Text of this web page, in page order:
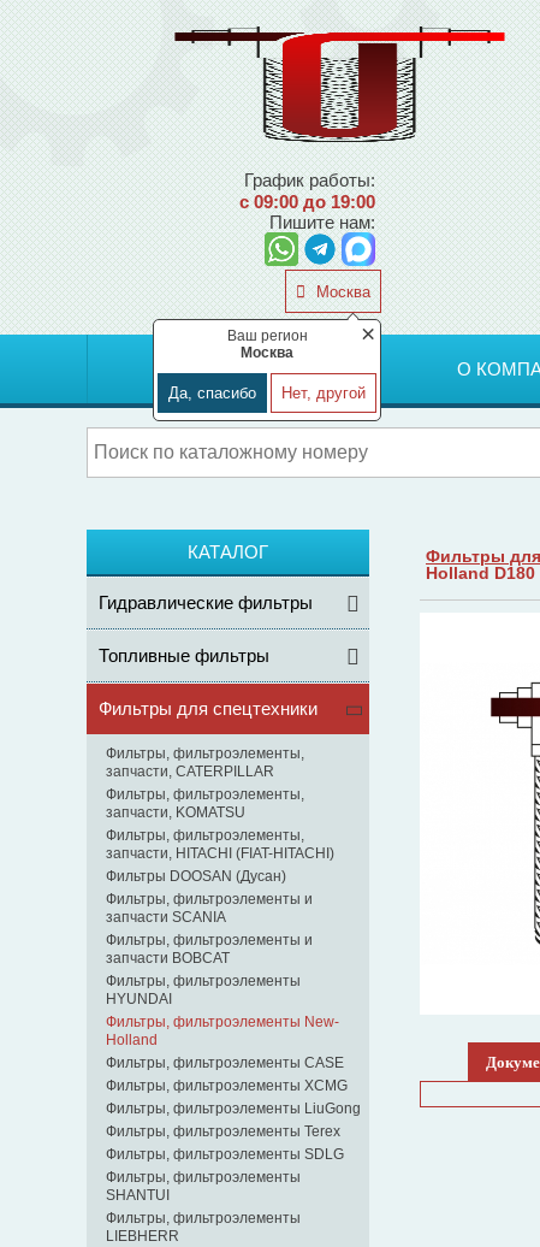
График работы:
с 09:00 до 19:00
Пишите нам:
Москва
×
Ваш регион
Москва
Да, спасибо Нет, другой
ГЛАВНАЯ О
КАТАЛОГ
Гидравлические фильтры
Топливные фильтры
Фильтры для спецтехники
Фильтры, фильтроэлементы,
запчасти, CATERPILLAR
Фильтры, фильтроэлементы,
запчасти, KOMATSU
Фильтры, фильтроэлементы,
запчасти, HITACHI (FIAT-HITACHI)
Фильтры DOOSAN (Дусан)
Фильтры, фильтроэлементы и
запчасти SCANIA
Фильтры, фильтроэлементы и
запчасти BOBCAT
Фильтры, фильтроэлементы
HYUNDAI
Фильтры, фильтроэлементы New-
Holland
Фильтры, фильтроэлементы CASE
Фильтры, фильтроэлементы XCMG
Фильтры, фильтроэлементы LiuGong
Фильтры, фильтроэлементы Terex
Фильтры, фильтроэлементы SDLG
Фильтры, фильтроэлементы
SHANTUI
Фильтры, фильтроэлементы
LIEBHERR
Фильтры для
Holland D180